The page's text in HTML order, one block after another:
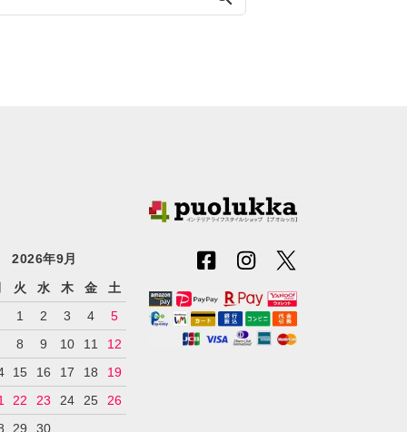
2026年9月
火 水 木 金
土
1
2 3 4
5
8 9 10 11
12
15 16 17 18
19
22 23 24 25
26
29 30